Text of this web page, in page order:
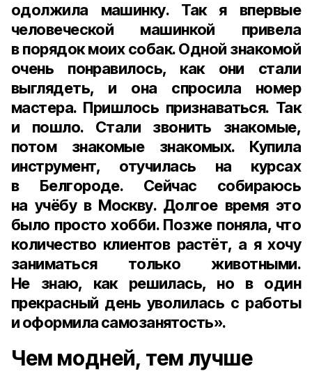
одолжила машинку. Так я впервые
человеческой машинкой привела
в порядок моих собак. Одной знакомой
очень понравилось, как они стали
выглядеть, и она спросила номер
мастера. Пришлось признаваться. Так
и пошло. Стали звонить знакомые,
потом знакомые знакомых. Купила
инструмент, отучилась на курсах
в Белгороде. Сейчас собираюсь
на учёбу в Москву. Долгое время это
было просто хобби. Позже поняла, что
количество клиентов растёт, а я хочу
заниматься только животными.
Не знаю, как решилась, но в один
прекрасный день уволилась с работы
и оформила самозанятость».
Чем модней, тем лучше